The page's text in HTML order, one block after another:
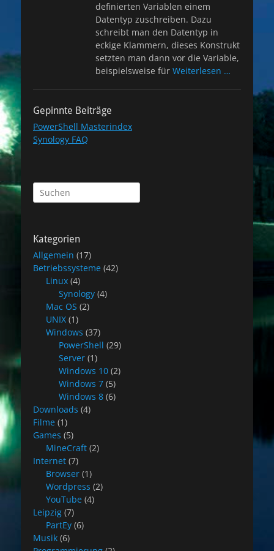
definierten Variablen einem
Datentyp zuschreiben. Dazu
schreibt man den Datentyp in
eckige Klammern, dieses Konstrukt
setzten man dann vor die Variable,
beispielsweise für Weiterlesen …
Gepinnte Beiträge
PowerShell Masterindex
Synology FAQ
Suchen
nach:
Kategorien
Allgemein (17)
Betriebssysteme (42)
Linux (4)
Synology (4)
Mac OS (2)
UNIX (1)
Windows (37)
PowerShell (29)
Server (1)
Windows 10 (2)
Windows 7 (5)
Windows 8 (6)
Downloads (4)
Filme (1)
Games (5)
MineCraft (2)
Internet (7)
Browser (1)
Wordpress (2)
YouTube (4)
Leipzig (7)
PartEy (6)
Musik (6)